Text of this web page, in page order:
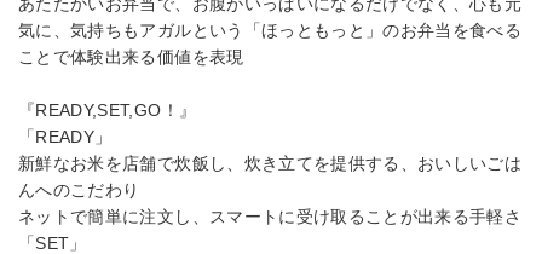
気に、気持ちもアガルという「ほっともっと」のお弁当を食べる
ことで体験出来る価値を表現
『READY,SET,GO！』
「READY」
新鮮なお米を店舗で炊飯し、炊き立てを提供する、おいしいごは
んへのこだわり
ネットで簡単に注文し、スマートに受け取ることが出来る手軽さ
「SET」